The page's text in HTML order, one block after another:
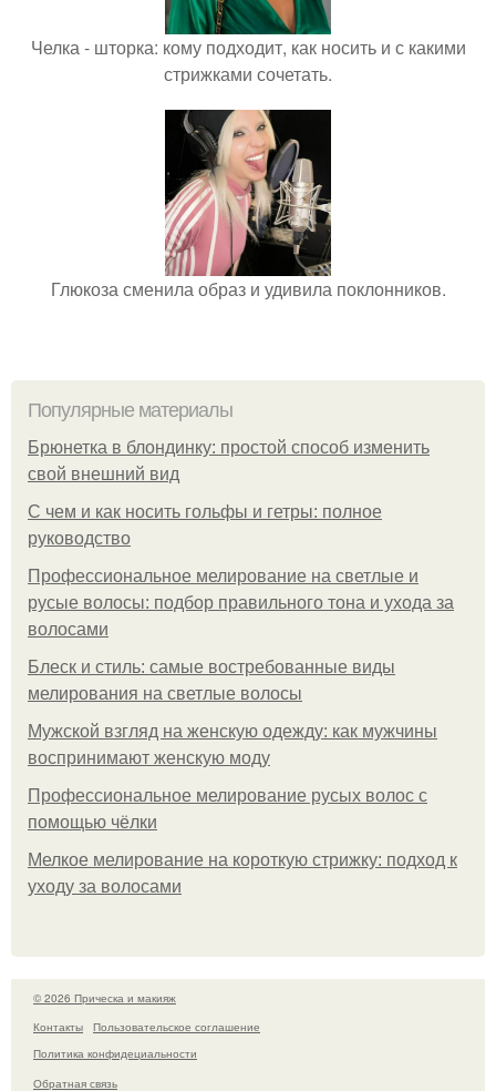
Челка - шторка: кому подходит, как носить и с какими
стрижками сочетать.
Глюкоза сменила образ и удивила поклонников.
Популярные материалы
Брюнетка в блондинку: простой способ изменить
свой внешний вид
С чем и как носить гольфы и гетры: полное
руководство
Профессиональное мелирование на светлые и
русые волосы: подбор правильного тона и ухода за
волосами
Блеск и стиль: самые востребованные виды
мелирования на светлые волосы
Мужской взгляд на женскую одежду: как мужчины
воспринимают женскую моду
Профессиональное мелирование русых волос с
помощью чёлки
Мелкое мелирование на короткую стрижку: подход к
уходу за волосами
© 2026 Прическа и макияж
Контакты
Пользовательское соглашение
Политика конфидециальности
Обратная связь